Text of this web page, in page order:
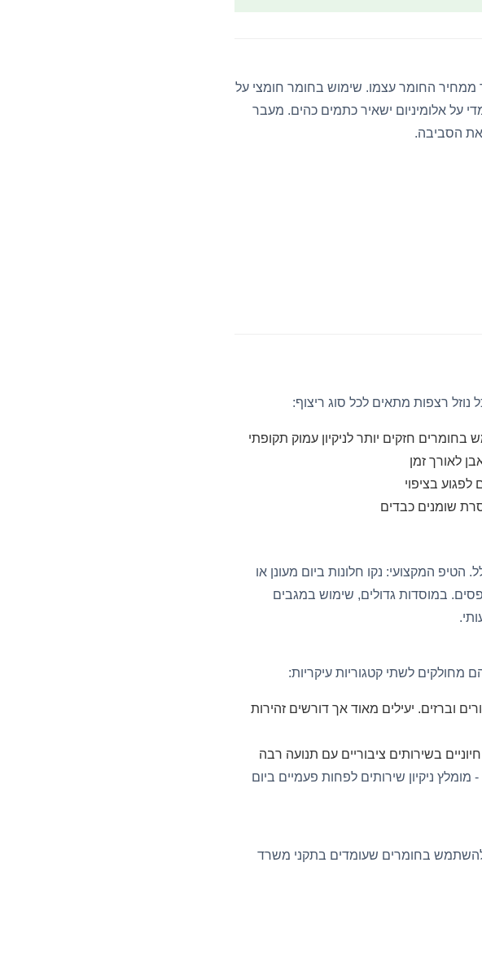
ממחיר החומר עצמו. שימוש בחומר חומצי על
על אלומיניום ישאיר כתמים כהים. מעבר
ואת הסביבה.
רצפות מתאים לכל סוג ריצוף:
לאורך זמן
לפגוע בציפוי
שומנים כבדים
הטיפ המקצועי: נקו חלונות ביום מעונן או
במוסדות גדולים, שימוש במגבים
לשתי קטגוריות עיקריות:
וברזים. יעילים מאוד אך דורשים זהירות
בשירותים ציבוריים עם תנועה רבה
ניקיון שירותים לפחות פעמיים ביום
בחומרים שעומדים בתקני משרד